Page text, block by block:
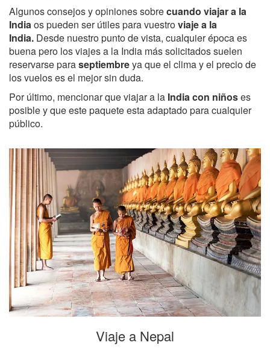
Algunos consejos y opiniones sobrecuando viajar a la
Indiaos pueden ser útiles para vuestroviaje a la
India. Desde nuestro punto de vista, cualquier época es
buena pero los viajes a la India más solicitados suelen
reservarse paraseptiembreya que el clima y el precio de
los vuelos es el mejor sin duda.
Por último, mencionar que viajar a la India con niñoses
posible y que este paquete esta adaptado para cualquier
público.
Viaje a Nepal